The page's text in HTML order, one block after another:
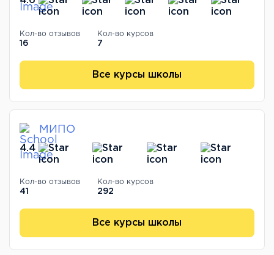
Кол-во отзывов
16
Кол-во курсов
7
Все курсы школы
МИПО
4.4
Кол-во отзывов
41
Кол-во курсов
292
Все курсы школы